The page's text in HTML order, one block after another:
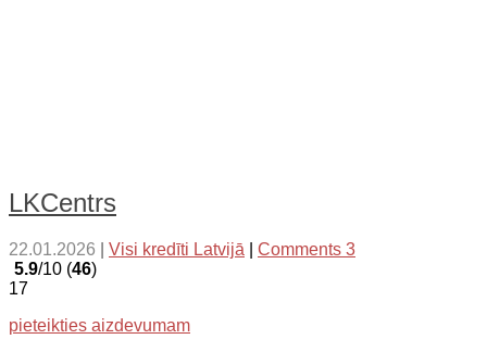
LKCentrs
22.01.2026 Visi kredīti Latvijā
Comments 3
5.9/10 (46)
17
pieteikties aizdevumam